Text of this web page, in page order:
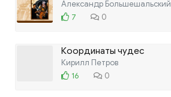
Александр Большешальский
7
0
Координаты чудес
Кирилл Петров
16
0